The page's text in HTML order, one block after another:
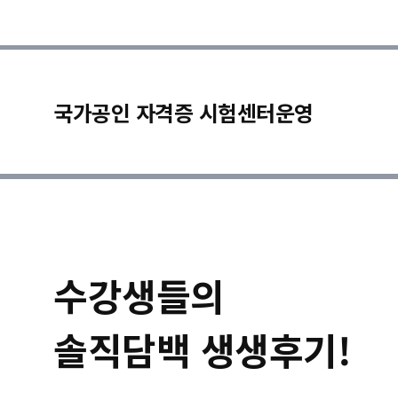
국가공인 자격증 시험센터운영
수강생들의
솔직담백 생생후기!